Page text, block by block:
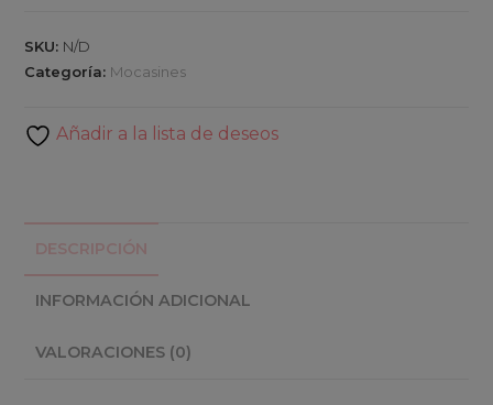
SKU: N/D
Categoría: Mocasines
Añadir a la lista de deseos
DESCRIPCIÓN
INFORMACIÓN ADICIONAL
VALORACIONES (0)